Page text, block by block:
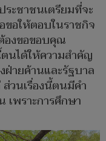
ะชาชนเตรียมที่จะ
ขอให้ตอบในราชกิจ
องขอขอบคุณ
นได้ให้ความสำคัญ
ฝ่ายค้านและรัฐบาล
วนเรื่องนี้ตนมีคำ
พราะการศึกษา